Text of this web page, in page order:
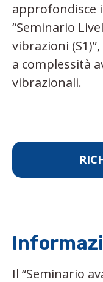
approfondisce
“Seminario
vibrazioni
a complessità
vibrazionali.
Il “Seminario